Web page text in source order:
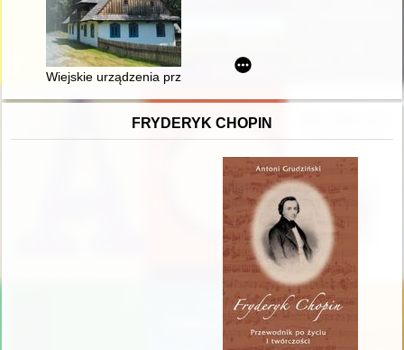
Wiejskie urządzenia przemysłowe i pracownie rzemieślnicze
FRYDERYK CHOPIN